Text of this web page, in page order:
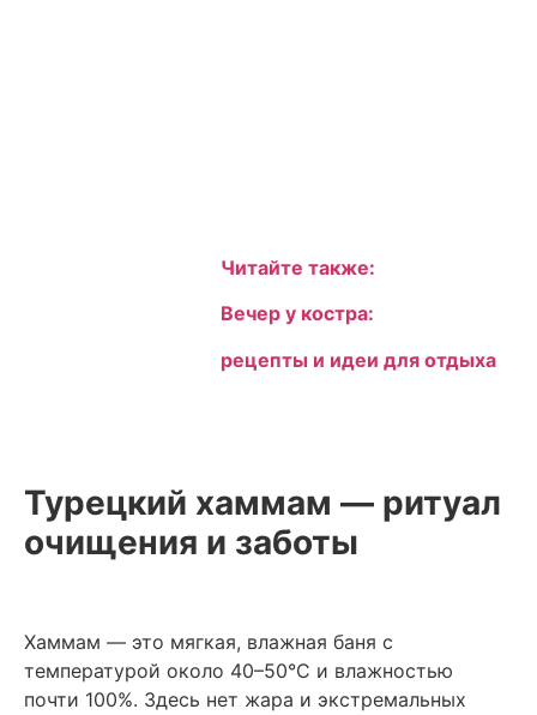
Читайте также:
Вечер у костра:
рецепты и идеи для отдыха
Турецкий хаммам — ритуал
очищения и заботы
Хаммам — это мягкая, влажная баня с
температурой около 40–50°C и влажностью
почти 100%. Здесь нет жара и экстремальных